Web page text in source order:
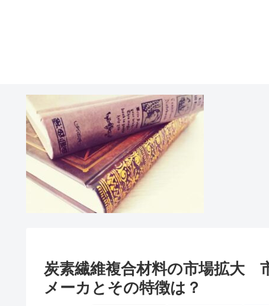
炭素繊維複合材料の市場拡大
メーカとその特徴は？